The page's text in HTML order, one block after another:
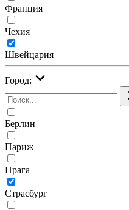
Франция
Чехия
Швейцария
Город:
Берлин
Париж
Прага
Страсбург